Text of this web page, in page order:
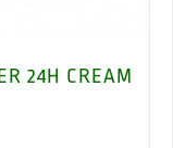
24H CREAM